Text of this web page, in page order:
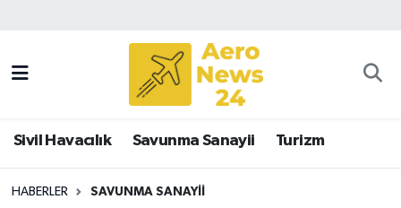
Sivil Havacılık Savunma Sanayii Turizm
HABERLER SAVUNMA SANAYII